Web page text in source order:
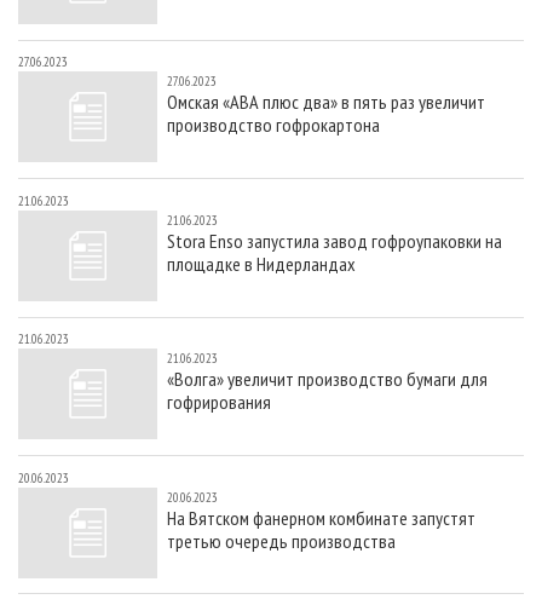
27.06.2023
27.06.2023
Омская «АВА плюс два» в пять раз увеличит
производство гофрокартона
21.06.2023
21.06.2023
Stora Enso запустила завод гофроупаковки на
площадке в Нидерландах
21.06.2023
21.06.2023
«Волга» увеличит производство бумаги для
гофрирования
20.06.2023
20.06.2023
На Вятском фанерном комбинате запустят
третью очередь производства